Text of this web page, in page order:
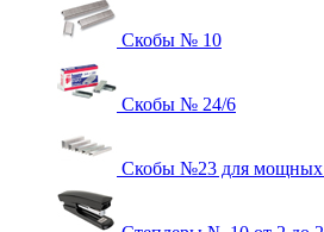
Скобы № 10
Скобы № 24/6
Скобы №23 для мощных